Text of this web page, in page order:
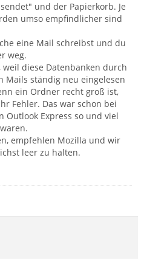
und der Papierkorb. Je
umso empfindlicher sind
eine Mail schreibst und du
weg.
diese Datenbanken durch
Mails ständig neu eingelesen
ein Ordner recht groß ist,
Fehler. Das war schon bei
Outlook Express so und viel
empfehlen Mozilla und wir
leer zu halten.